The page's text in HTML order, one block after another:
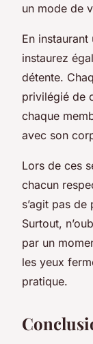
un mode de
En
instaurez
détente.
privilégié de
chaque
avec son
Lors de ces
chacun
s’agit pas
Surtout,
par un
les yeux
pratique.